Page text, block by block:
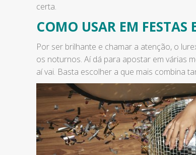
certa.
COMO USAR EM FESTAS
Por ser brilhante e chamar a atenção, o
os noturnos. Aí dá para apostar em várias
aí vai. Basta escolher a que mais combina